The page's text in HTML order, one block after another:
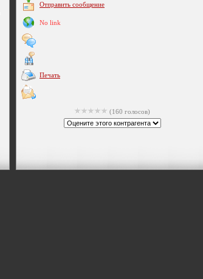
Отправить сообщение
No link
Печать
(160 голосов)